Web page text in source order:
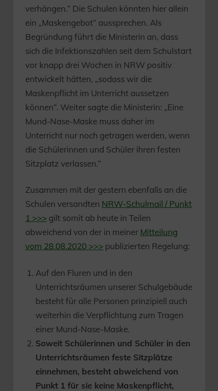
verhängen.“ Die Schulen könnten hier allein
ein „Maskengebot“ aussprechen. Als
Begründung führt die Ministerin an, dass
sich die Infektionszahlen seit dem Schulstart
vor knapp drei Wochen in NRW positiv
entwickelt hätten, „sodass wir die
Maskenpflicht im Unterricht aussetzen
können“. Weiter sagte die Ministerin: „Eine
Mund-Nase-Maske muss daher im
Unterricht nur noch getragen werden, wenn
die Schülerinnen und Schüler ihren festen
Sitzplatz verlassen.“
Zusammen mit der gestern ebenfalls an die
Schulen versandten NRW-Schulmail / Punkt
1 >>> gilt somit ab heute in Teilen
abweichend von der in meiner Mitteilung
vom 28.08.2020 >>> publizierten Regelung:
Auf den Fluren und in den
Unterrichtsräumen unserer Schulgebäude
besteht für alle Personen prinzipiell auch
weiterhin die Verpflichtung zum Tragen
einer Mund-Nase-Maske.
Soweit Schülerinnen und Schüler in den
Unterrichtsräumen feste Sitzplätze
einnehmen, besteht abweichend von
Punkt 1 für sie keine Maskenpflicht,